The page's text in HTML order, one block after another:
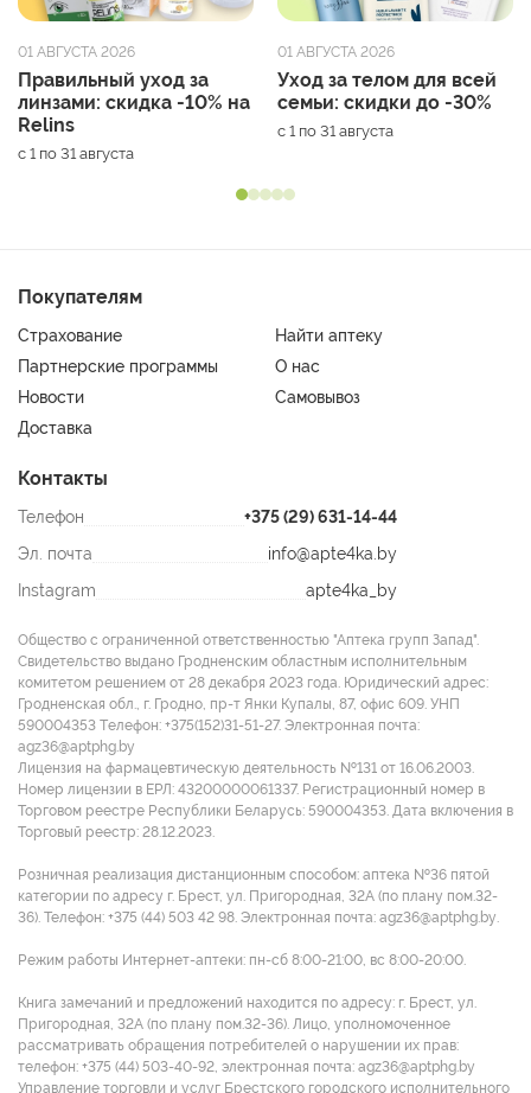
01 АВГУСТА 2026
Правильный уход за
линзами: скидка -10% на
Relins
с 1 по 31 августа
01 АВГУСТА 2026
Уход за телом для всей
семьи: скидки до -30%
с 1 по 31 августа
Покупателям
Страхование
Найти аптеку
Партнерские программы
О нас
Новости
Самовывоз
Доставка
Контакты
Телефон
+375 (29) 631-14-44
Эл. почта
info@apte4ka.by
Instagram
apte4ka_by
Общество с ограниченной ответственностью "Аптека групп Запад".
Свидетельство выдано Гродненским областным исполнительным
комитетом решением от 28 декабря 2023 года. Юридический адрес:
Гродненская обл., г. Гродно, пр-т Янки Купалы, 87, офис 609. УНП
590004353 Tелефон: +375(152)31-51-27. Электронная почта:
agz36@aptphg.by
Лицензия на фармацевтическую деятельность №131 от 16.06.2003.
Номер лицензии в ЕРЛ: 43200000061337. Регистрационный номер в
Торговом реестре Республики Беларусь: 590004353. Дата включения в
Торговый реестр: 28.12.2023.
Розничная реализация дистанционным способом: аптека №36 пятой
категории по адресу г. Брест, ул. Пригородная, 32А (по плану пом.32-
36). Телефон: +375 (44) 503 42 98. Электронная почта: agz36@aptphg.by.
Режим работы Интернет-аптеки: пн-сб 8:00-21:00, вс 8:00-20:00.
Книга замечаний и предложений находится по адресу: г. Брест, ул.
Пригородная, 32А (по плану пом.32-36). Лицо, уполномоченное
рассматривать обращения потребителей о нарушении их прав:
телефон: +375 (44) 503-40-92, электронная почта: agz36@aptphg.by
Управление торговли и услуг Брестского городского исполнительного